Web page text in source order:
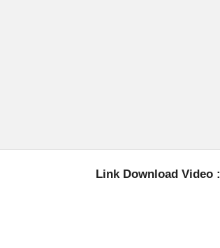
Link Download Video :